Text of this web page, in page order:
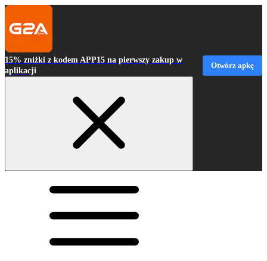
15% zniżki z kodem APP15 na pierwszy zakup w
aplikacji
Otwórz apkę